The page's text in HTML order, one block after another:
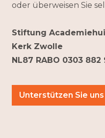
oder überweisen Sie
Stiftung
Kerk Zwolle
NL87 RABO 0303 882
Unterstützen Sie uns